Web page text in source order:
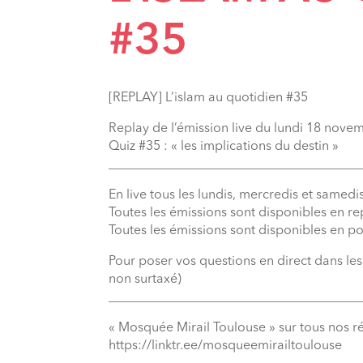
#35
[REPLAY] L’islam au quotidien #35
Replay de l’émission live du lundi 18
Quiz #35 : « les implications du destin »
En live tous les lundis, mercredis et
Toutes les émissions sont disponibles en
Toutes les émissions sont disponibles en
Pour poser vos questions en direct dans
non surtaxé)
« Mosquée Mirail Toulouse » sur tous nos
⁠https://linktr.ee/mosqueemirailtoulouse